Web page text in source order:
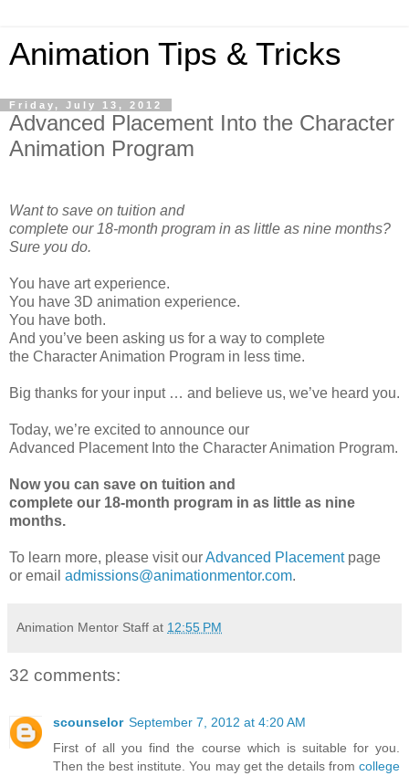
Animation Tips & Tricks
Friday, July 13, 2012
Advanced Placement Into the Character
Animation Program
Want to save on tuition and
complete our 18-month program in as little as nine months?
Sure you do.
You have art experience.
You have 3D animation experience.
You have both.
And you’ve been asking us for a way to complete
the Character Animation Program in less time.
Big thanks for your input … and believe us, we’ve heard you.
Today, we’re excited to announce our
Advanced Placement Into the Character Animation Program.
Now you can save on tuition and
complete our 18-month program in as little as nine
months.
To learn more, please visit ourAdvanced Placementpage
or email admissions@animationmentor.com.
Animation Mentor Staff at 12:55 PM
32 comments:
scounselor September 7, 2012 at 4:20 AM
First of all you find the course which is suitable for you.
Then the best institute. You may get the details from college